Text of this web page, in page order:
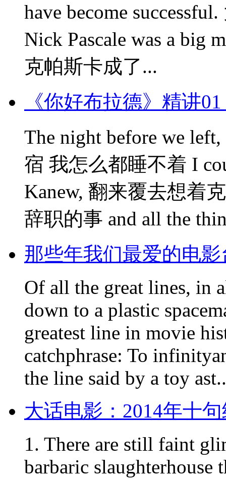
have become
Nick Pascale was a big
克帕斯卡成了...
《你好布拉德》精讲
The night before we
宿 我怎么都睡不着 I
Kanew, 翻来覆去想着
辞职的事 and all the
那些年我们最爱的电影
Of all the great lines, in
down to a plastic
greatest line in movie
catchphrase: To
the line said by a toy
大话电影：2014年十
1. There are still faint
barbaric slaughterhouse